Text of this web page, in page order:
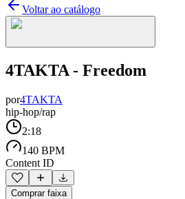
Voltar ao catálogo
4TAKTA - Freedom
por4TAKTA
hip-hop/rap
2:18
140 BPM
Content ID
Comprar faixa